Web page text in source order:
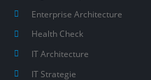
Enterprise Architecture
Health Check
IT Architecture
IT Strategie